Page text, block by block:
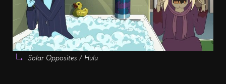
Solar Opposites / Hulu